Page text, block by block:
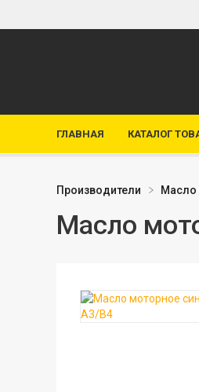
ГЛАВНАЯ КАТАЛОГ
Производители Масло
Масло